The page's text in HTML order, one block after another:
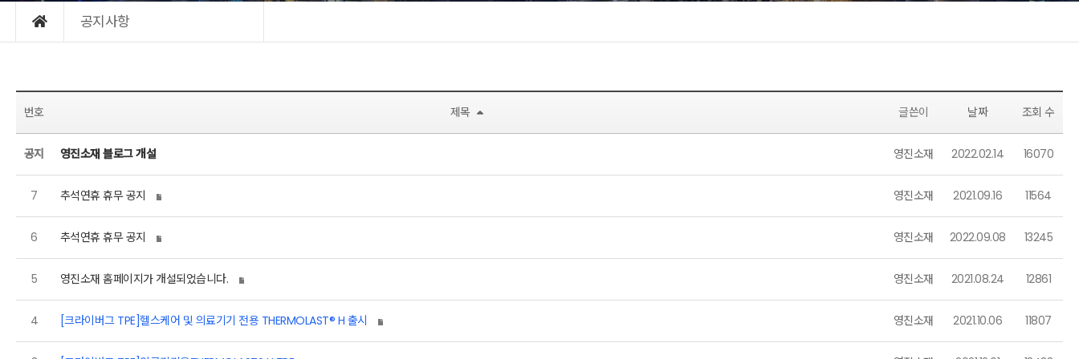
공지사항
번호 제목 글쓴이 날짜 조회 수
공지 영진소재 블로그 개설 영진소재 2022.02.14 16070
7 추석연휴 휴무 공지 영진소재 2021.09.16 11564
6 추석연휴 휴무 공지 영진소재 2022.09.08 13245
5 영진소재 홈페이지가 개설되었습니다. 영진소재 2021.08.24 12861
4 [크라이버그 TPE]헬스케어 및 의료기기 전용 THERMOLAST® H 출시 영진소재 2021.10.06 11807